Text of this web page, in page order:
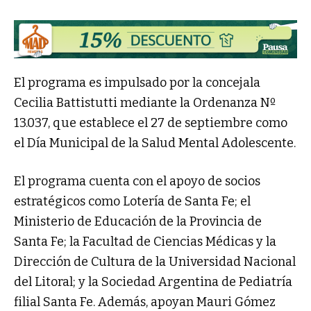
El programa es impulsado por la concejala
Cecilia Battistutti mediante la Ordenanza Nº
13.037, que establece el 27 de septiembre como
el Día Municipal de la Salud Mental Adolescente.
El programa cuenta con el apoyo de socios
estratégicos como Lotería de Santa Fe; el
Ministerio de Educación de la Provincia de
Santa Fe; la Facultad de Ciencias Médicas y la
Dirección de Cultura de la Universidad Nacional
del Litoral; y la Sociedad Argentina de Pediatría
filial Santa Fe. Además, apoyan Mauri Gómez